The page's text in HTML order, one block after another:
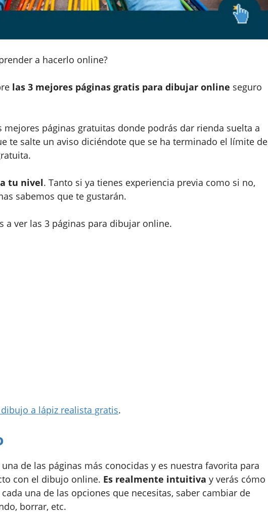
a hacerlo online?
las 3 mejores páginas gratis para dibujar online seguro
mejores páginas gratuitas donde podrás dar rienda suelta a
te salte un aviso diciéndote que se ha terminado el límite de
tu nivel. Tanto si ya tienes experiencia previa como si no,
sabemos que te gustarán.
a ver las 3 páginas para dibujar online.
a lápiz realista gratis.
una de las páginas más conocidas y es nuestra favorita para
con el dibujo online. Es realmente intuitiva y verás cómo
una de las opciones que necesitas, saber cambiar de
borrar, etc.